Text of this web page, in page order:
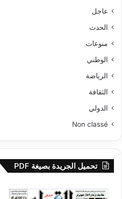
عاجل
الحدث
منوعات
الوطني
الرياضة
الثقافة
الدولي
Non classé
تحميل الجريدة بصيغة PDF